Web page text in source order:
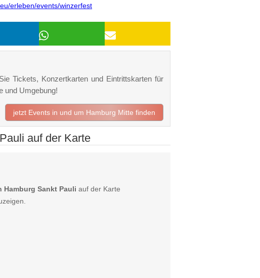
erleben/events/winzerfest
Tickets, Konzertkarten und Eintrittskarten für
und Umgebung!
jetzt Events in und um Hamburg Mitte finden
auf der Karte
Hamburg Sankt Pauli auf der Karte